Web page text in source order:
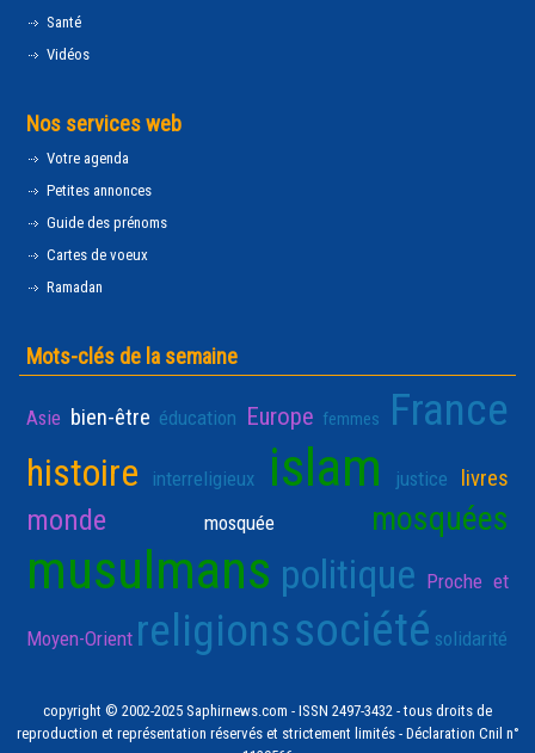
Santé
Vidéos
Nos services web
Votre agenda
Petites annonces
Guide des prénoms
Cartes de voeux
Ramadan
Mots-clés de la semaine
Asie bien-être éducation Europe femmes France
histoire interreligieux islam justice livres
monde mosquée mosquées
musulmans politique Proche et
Moyen-Orient religionssociété solidarité
copyright © 2002-2025 Saphirnews.com - ISSN 2497-3432 - tous droits de
reproduction et représentation réservés et strictement limités - Déclaration Cnil n°